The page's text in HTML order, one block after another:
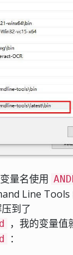
量名使用
Line Tools
到了
，我的变量值
：